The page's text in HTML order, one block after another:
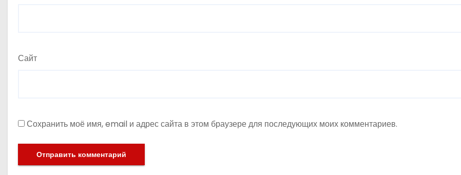
Сайт
Сохранить моё имя, email и адрес сайта в этом браузере для последующих моих комментариев.